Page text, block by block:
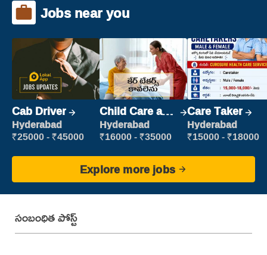
Jobs near you
Cab Driver
Hyderabad
₹25000 - ₹45000
Child Care and
Patient care
Hyderabad
₹16000 - ₹35000
Care Taker
Hyderabad
₹15000 - ₹18000
Explore more jobs
సంబంధిత పోస్ట్